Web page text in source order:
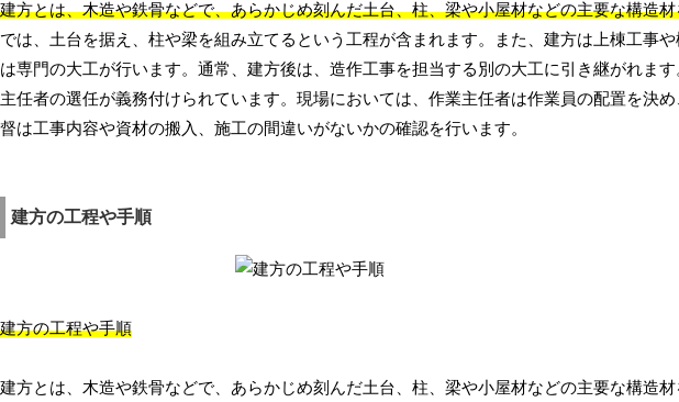
建方とは、木造や鉄骨などで、あらかじめ刻んだ土台、柱、梁や小屋材などの主要な構造
では、土台を据え、柱や梁を組み立てるという工程が含まれます。また、建方は上棟工事
は専門の大工が行います。通常、建方後は、造作工事を担当する別の大工に引き継がれま
主任者の選任が義務付けられています。現場においては、作業主任者は作業員の配置を決
督は工事内容や資材の搬入、施工の間違いがないかの確認を行います。
建方の工程や手順
建方の工程や手順
建方とは、木造や鉄骨などで、あらかじめ刻んだ土台、柱、梁や小屋材などの主要な構造